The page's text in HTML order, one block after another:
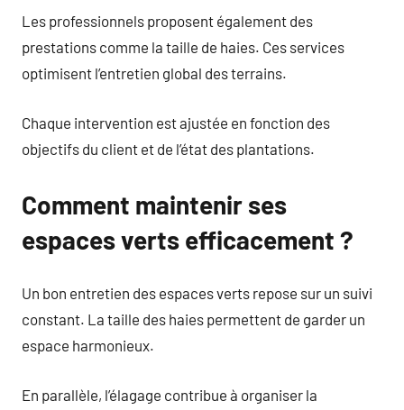
Les professionnels proposent également des
prestations comme la taille de haies. Ces services
optimisent l’entretien global des terrains.
Chaque intervention est ajustée en fonction des
objectifs du client et de l’état des plantations.
Comment maintenir ses
espaces verts efficacement ?
Un bon entretien des espaces verts repose sur un suivi
constant. La taille des haies permettent de garder un
espace harmonieux.
En parallèle, l’élagage contribue à organiser la